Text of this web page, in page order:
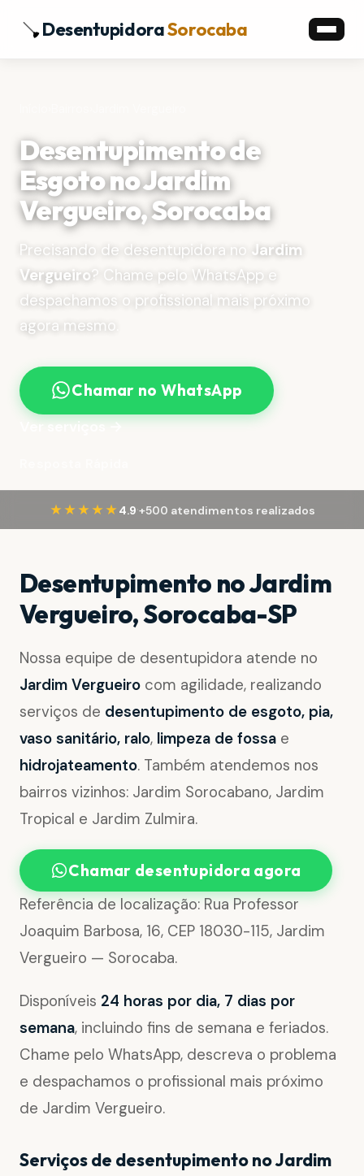
DesentupidoraSorocaba
Desentupimento de
Esgoto no Jardim
Vergueiro, Sorocaba
Precisando de desentupidora no Jardim
Vergueiro? Chame pelo WhatsApp e
despachamos o profissional mais próximo
agora mesmo.
Chamar no WhatsApp
Ver serviços →
★★★★★ 4.9·+500 atendimentos realizados
Desentupimento no Jardim
Vergueiro, Sorocaba-SP
Nossa equipe de desentupidora atende no
Jardim Vergueiro com agilidade, realizando
serviços de desentupimento de esgoto, pia,
vaso sanitário, ralo, limpeza de fossa e
hidrojateamento. Também atendemos nos
bairros vizinhos: Jardim Sorocabano, Jardim
Tropical e Jardim Zulmira.
Chamar desentupidora agora
Referência de localização: Rua Professor
Joaquim Barbosa, 16, CEP 18030-115, Jardim
Vergueiro — Sorocaba.
Disponíveis 24 horas por dia, 7 dias por
semana, incluindo fins de semana e feriados.
Chame pelo WhatsApp, descreva o problema
e despachamos o profissional mais próximo
de Jardim Vergueiro.
Serviços de desentupimento no Jardim